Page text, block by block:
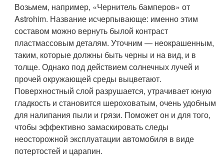
Возьмем, например, «Чернитель бамперов» от
Astrohim. Название исчерпывающе: именно этим
составом можно вернуть былой контраст
пластмассовым деталям. Уточним — неокрашенным,
таким, которые должны быть черны и на вид, и в
толще. Однако под действием солнечных лучей и
прочей окружающей среды выцветают.
Поверхностный слой разрушается, утрачивает юную
гладкость и становится шероховатым, очень удобным
для налипания пыли и грязи. Поможет он и для того,
чтобы эффективно замаскировать следы
неосторожной эксплуатации автомобиля в виде
потертостей и царапин.